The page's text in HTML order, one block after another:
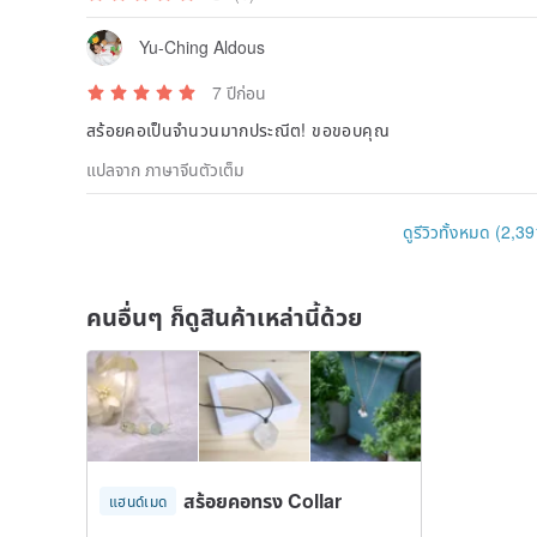
【Gold Purity】
this state to be used effectively in jewelry. So it is
Yu-Ching Aldous
7 ปีก่อน
สร้อยคอเป็นจำนวนมากประณีต! ขอขอบคุณ
แปลจาก ภาษาจีนตัวเต็ม
ดูรีวิวทั้งหมด
คนอื่นๆ ก็ดูสินค้าเหล่านี้ด้วย
แฮนด์เมด สร้อยคอทรง Collar